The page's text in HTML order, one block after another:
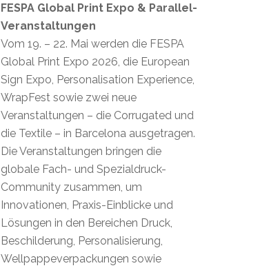
FESPA Global Print Expo & Parallel-
Veranstaltungen
Vom 19. – 22. Mai werden die FESPA
Global Print Expo 2026, die European
Sign Expo, Personalisation Experience,
WrapFest sowie zwei neue
Veranstaltungen – die Corrugated und
die Textile – in Barcelona ausgetragen.
Die Veranstaltungen bringen die
globale Fach- und Spezialdruck-
Community zusammen, um
Innovationen, Praxis-Einblicke und
Lösungen in den Bereichen Druck,
Beschilderung, Personalisierung,
Wellpappeverpackungen sowie